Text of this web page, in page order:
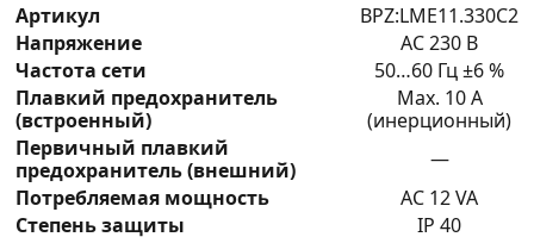
Артикул
BPZ:LME11.330C2
Напряжение
AC 230 В
Частота сети
50…60 Гц ±6 %
Плавкий предохранитель
(встроенный)
Max. 10 A
(инерционный)
Первичный плавкий
предохранитель (внешний)
—
Потребляемая мощность
AC 12 VA
Степень защиты
IP 40